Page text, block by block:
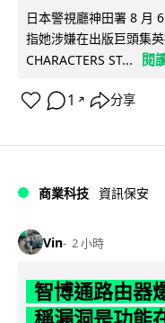
日本警視廳神田署 8 月
指她涉嫌在出版巨頭集
CHARACTERS ST...
閱
1 ↗ 分享
商業科技 資訊保安
Vin 2 小時
智博通路由器